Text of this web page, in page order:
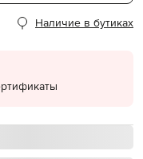
Наличие в бутиках